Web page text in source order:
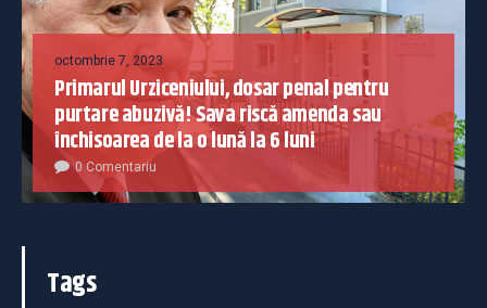
octombrie 7, 2023
Primarul Urziceniului, dosar penal pentru
purtare abuzivă! Sava riscă amenda sau
închisoarea de la o lună la 6 luni
0 Comentariu
Tags